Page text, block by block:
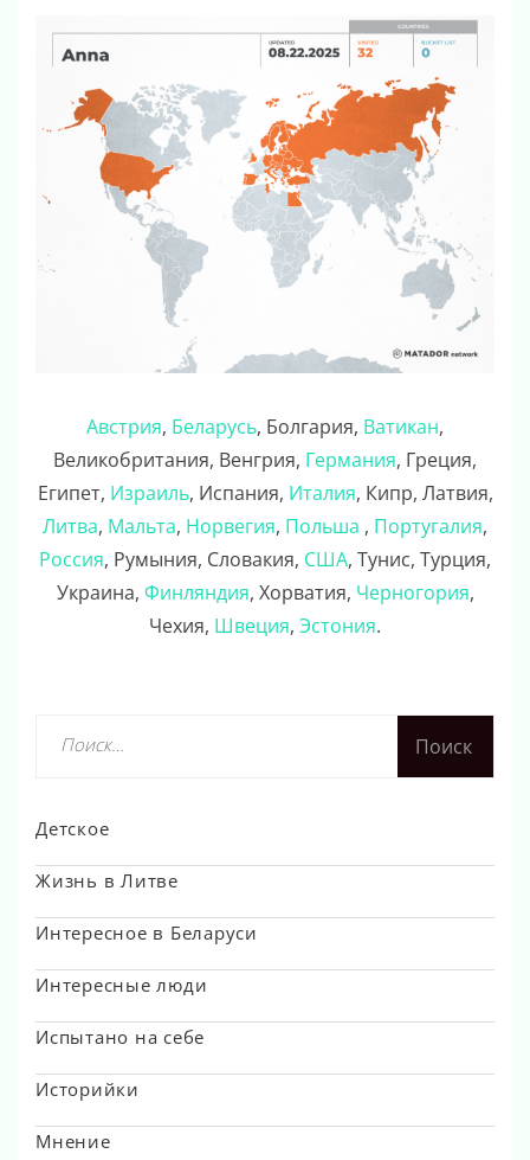
Австрия, Беларусь, Болгария, Ватикан,
Великобритания, Венгрия, Германия, Греция,
Египет, Израиль, Испания, Италия, Кипр, Латвия,
Литва, Мальта, Норвегия, Польша , Португалия,
Россия, Румыния, Словакия, США, Тунис, Турция,
Украина, Финляндия, Хорватия, Черногория,
Чехия, Швеция, Эстония.
Детское
Жизнь в Литве
Интересное в Беларуси
Интересные люди
Испытано на себе
Историйки
Мнение